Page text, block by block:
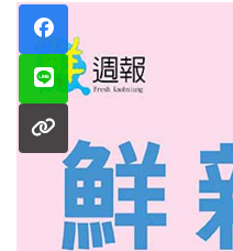
文
教
樂
活